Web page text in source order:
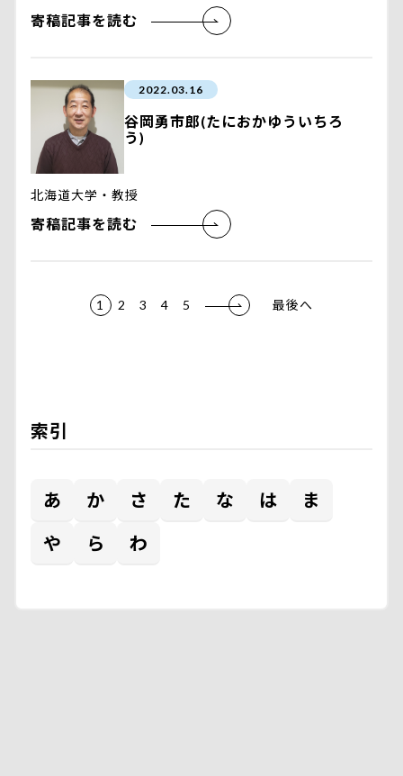
寄稿記事を読む
2022.03.16
谷岡勇市郎(たにおかゆういちろ
う)
北海道大学・教授
寄稿記事を読む
1 2 3 4 5 最後へ
索引
あ か さ た な は
ま
や
ら わ